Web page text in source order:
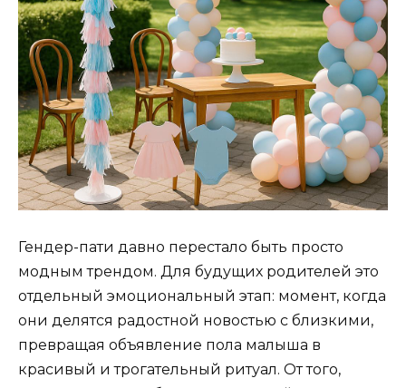
Гендер-пати давно перестало быть просто
модным трендом. Для будущих родителей это
отдельный эмоциональный этап: момент, когда
они делятся радостной новостью с близкими,
превращая объявление пола малыша в
красивый и трогательный ритуал. От того,